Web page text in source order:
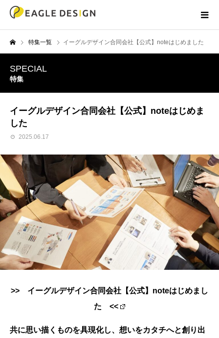
特集一覧 イーグルデザイン合同会社【公式】noteはじめました
SPECIAL
特集
イーグルデザイン合同会社【公式】noteはじめま
した
2025.06.17
>> イーグルデザイン合同会社【公式】noteはじめまし
た <<
共に思い描くものを具現化し、想いをカタチへと創り出